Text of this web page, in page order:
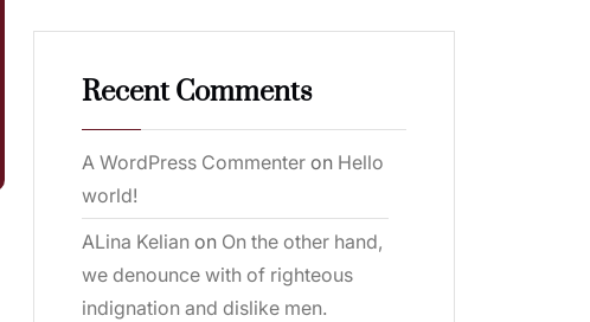
Recent Comments
A WordPress Commenter on Hello
world!
ALina Kelian on On the other hand,
we denounce with of righteous
indignation and dislike men.